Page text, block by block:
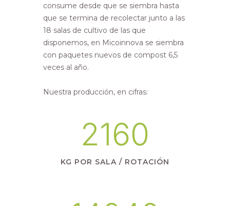
consume desde que se siembra hasta
que se termina de recolectar junto a las
18 salas de cultivo de las que
disponemos, en Micoinnova se siembra
con paquetes nuevos de compost 6,5
veces al año.
Nuestra producción, en cifras:
2160
KG POR SALA / ROTACIÓN